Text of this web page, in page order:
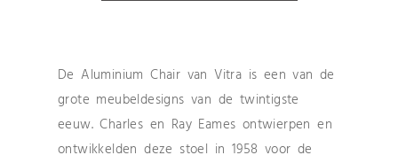
De Aluminium Chair van Vitra is een van de
grote meubeldesigns van de twintigste
eeuw. Charles en Ray Eames ontwierpen en
ontwikkelden deze stoel in 1958 voor de